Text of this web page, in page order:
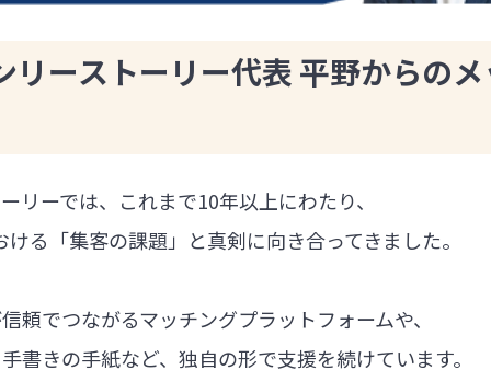
リーストーリー代表 平野からの
リーでは、これまで10年以上にわたり、
る「集客の課題」と真剣に向き合ってきました。
頼でつながるマッチングプラットフォームや、
書きの手紙など、独自の形で支援を続けています。